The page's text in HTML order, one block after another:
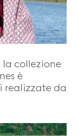
collezione
è
realizzate da